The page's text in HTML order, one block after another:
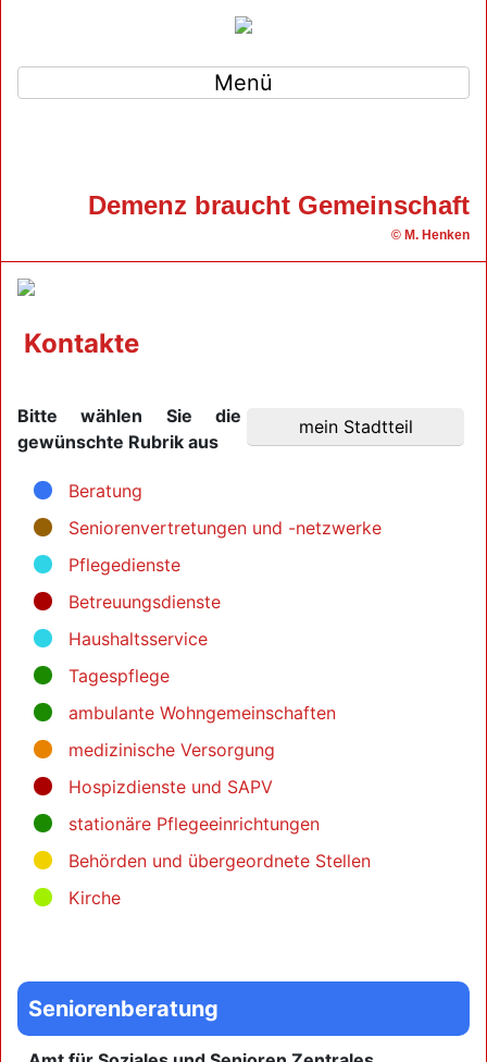
Menü
Demenz braucht Gemeinschaft
© M. Henken
Kontakte
Bitte wählen Sie die
gewünschte Rubrik aus
Beratung
Seniorenvertretungen und -netzwerke
Pflegedienste
Betreuungsdienste
Haushaltsservice
Tagespflege
ambulante Wohngemeinschaften
medizinische Versorgung
Hospizdienste und SAPV
stationäre Pflegeeinrichtungen
Behörden und übergeordnete Stellen
Kirche
Seniorenberatung